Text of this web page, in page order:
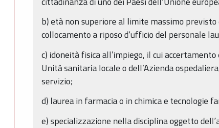
b) età non superiore al limite massimo
collocamento a riposo d’ufficio del personale
c) idoneità fisica all’impiego, il cui
Unità sanitaria locale o dell’Azienda
servizio;
d) laurea in farmacia o in chimica e tecnologie
e) specializzazione nella disciplina oggetto